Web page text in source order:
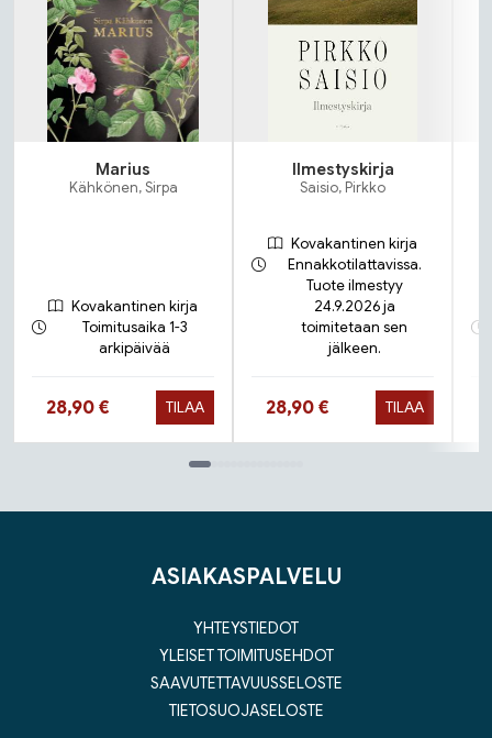
Marius
Kähkönen, Sirpa
Kovakantinen kirja
Toimitusaika 1-3
arkipäivää
Hinta nyt
28,90 € TILAA
Ilmestyskirja
Saisio, Pirkko
Kovakantinen kirja
Ennakkotilattavissa.
Tuote ilmestyy
24.9.2026 ja
toimitetaan sen
jälkeen.
Hinta nyt
28,90 € TILAA
ASIAKASPALVELU
YHTEYSTIEDOT
YLEISET TOIMITUSEHDOT
SAAVUTETTAVUUSSELOSTE
TIETOSUOJASELOSTE